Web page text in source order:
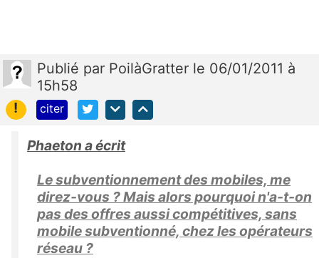
Publié par PoilàGratter le 06/01/2011 à
15h58
!
citer
Phaeton a écrit
Le subventionnement des mobiles, me
direz-vous ? Mais alors pourquoi n'a-t-on
pas des offres aussi compétitives, sans
mobile subventionné, chez les opérateurs
réseau ?